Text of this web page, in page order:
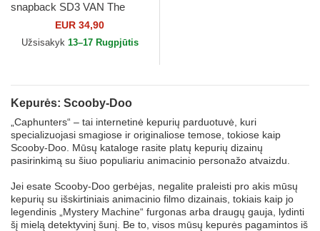
snapback SD3 VAN The
Mystery Machine Scooby-
Doo Capslab
EUR 34,90
Užsisakyk 13–17 Rugpjūtis
Kepurės: Scooby-Doo
„Caphunters“ – tai internetinė kepurių parduotuvė, kuri
specializuojasi smagiose ir originaliose temose, tokiose kaip
Scooby-Doo. Mūsų kataloge rasite platų kepurių dizainų
pasirinkimą su šiuo populiariu animacinio personažo atvaizdu.
Jei esate Scooby-Doo gerbėjas, negalite praleisti pro akis mūsų
kepurių su išskirtiniais animacinio filmo dizainais, tokiais kaip jo
legendinis „Mystery Machine“ furgonas arba draugų gauja, lydinti
šį mielą detektyvinį šunį. Be to, visos mūsų kepurės pagamintos iš